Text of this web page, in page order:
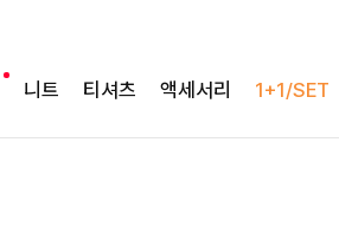
니트 티셔츠 액세서리 1+1/SET